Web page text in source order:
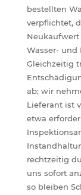
bestellten
verpflichtet,
Neukaufwert
Wasser- und
Gleichzeitig
ab; wir
Lieferant ist
etwa
rechtzeitig
uns sofort
so bleiben